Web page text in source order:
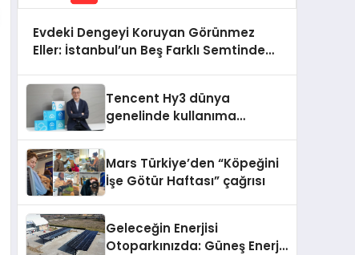
Evdeki Dengeyi Koruyan Görünmez
Eller: İstanbul’un Beş Farklı Semtinde
Tencent Hy3 dünya
genelinde kullanıma
Mars Türkiye’den “Köpeğini
İşe Götür Haftası” çağrısı
Geleceğin Enerjisi
Otoparkınızda: Güneş Enerjili